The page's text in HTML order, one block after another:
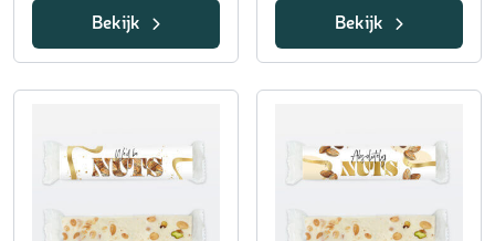
Bekijk Bekijk